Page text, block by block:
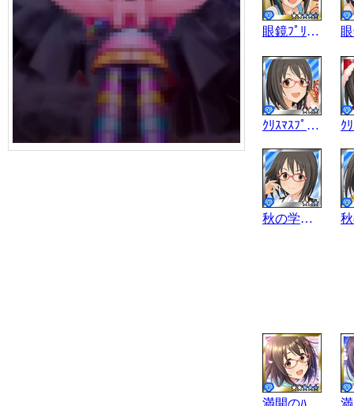
眼鏡ﾌﾟﾘﾝｾｽ
ｸﾘｽﾏｽﾌﾟﾚｾﾞﾝﾄ
秋の学園祭
満開のﾊﾟﾉﾗﾏ